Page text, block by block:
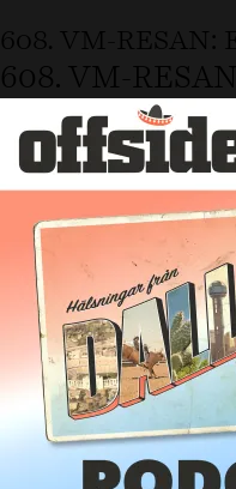
608. VM-RESAN:
608. VM-